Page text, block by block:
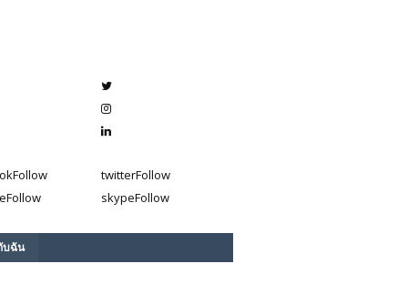
Follow twitterFollow
Follow skypeFollow
บฉัน